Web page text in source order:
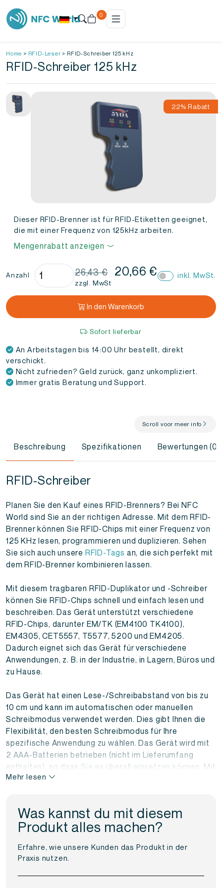
0
Home > RFID-Leser > RFID-Schreiber 125 kHz
RFID-Schreiber 125 kHz
22% Rabatt
Dieser RFID-Brenner ist für RFID-Etiketten geeignet,
die mit einer Frequenz von 125kHz arbeiten.
Mengenrabatt anzeigen
Anzahl
RFID-
Schreiber
Menge
26,43€ 20,66 €
zzgl. MwSt
inkl. MwSt.
In den Warenkorb
Sofort lieferbar
An Arbeitstagen bis 14:00 Uhr bestellt, direkt
verschickt.
Nicht zufrieden? Geld zurück, ganz unkompliziert.
Immer gratis Beratung und Support.
Scroll voor meer info
Beschreibung Spezifikationen Bewertungen (0)
RFID-Schreiber
Planen Sie den Kauf eines RFID-Brenners? Bei NFC
World sind Sie an der richtigen Adresse. Mit dem RFID-
Brenner können Sie RFID-Chips mit einer Frequenz von
125 KHz lesen, programmieren und duplizieren. Sehen
Sie sich auch unsere RFID-Tags an, die sich perfekt mit
dem RFID-Brenner kombinieren lassen.
Mit diesem tragbaren RFID-Duplikator und -Schreiber
können Sie RFID-Chips schnell und einfach lesen und
beschreiben. Das Gerät unterstützt verschiedene
RFID-Chips, darunter EM/TK (EM4100 TK4100),
EM4305, CET5557, T5577, 5200 und EM4205.
Dadurch eignet sich das Gerät für verschiedene
Anwendungen, z. B. in der Industrie, in Lagern, Büros und
zu Hause.
Das Gerät hat einen Lese-/Schreibabstand von bis zu
10 cm und kann im automatischen oder manuellen
Schreibmodus verwendet werden. Dies gibt Ihnen die
Flexibilität, den besten Schreibmodus für Ihre
spezifische Anwendung zu wählen. Das Gerät wird mit
2 AAA-Batterien betrieben (nicht im Lieferumfang
enthalten), so dass Sie es überall einsetzen können. Mit
seinen kompakten Abmessungen von 110 mm x 70 mm x
transportieren und kann überallhin mitgenommen
werden. Die Bedienung ist einfach.
Dieses Gerät ist ideal für Benutzer, die einen einfach zu
bedienenden, tragbaren und zuverlässigen RFID-
Duplikator und -Schreiber für verschiedene
Mehr lesen
Was kannst du mit diesem
Produkt alles machen?
Erfahre, wie unsere Kunden das Produkt in der
Praxis nutzen.